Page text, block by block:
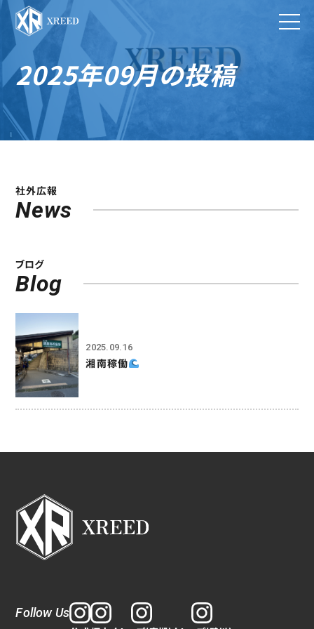
2025年09月の投稿
社外広報
News
ブログ
Blog
2025.09.16
湘南稼働
Follow Us